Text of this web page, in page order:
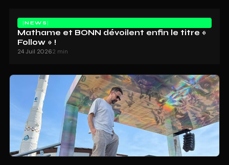
NEWS
Mathame et BONN dévoilent enfin le titre «
Follow » !
24 Juil 20262 min